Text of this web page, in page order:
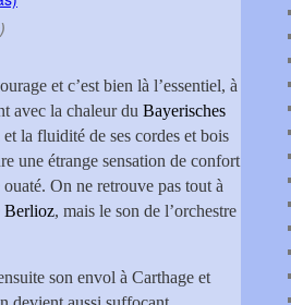
et c’est bien là l’essentiel, à
avec la chaleur du Bayerisches
la fluidité de ses cordes et bois
une étrange sensation de confort
On ne retrouve pas tout à
Berlioz, mais le son de l’orchestre
son envol à Carthage et